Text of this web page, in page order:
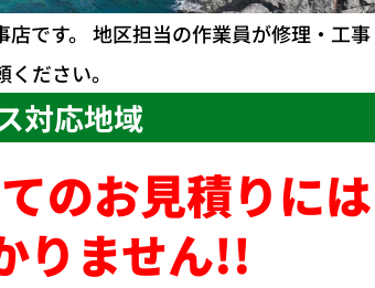
です。 地区担当の作業員が修理・工
ださい。
対応地域
のお見積りには
りません!!